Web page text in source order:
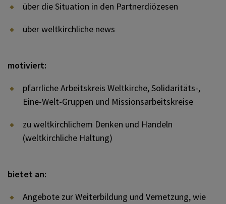
NETZWERK LAUDATO SI
über die Situation in den Partnerdiözesen
über weltkirchliche news
motiviert:
pfarrliche Arbeitskreis Weltkirche, Solidaritäts-,
Eine-Welt-Gruppen und Missionsarbeitskreise
zu weltkirchlichem Denken und Handeln
(weltkirchliche Haltung)
bietet an:
Angebote zur Weiterbildung und Vernetzung, wie